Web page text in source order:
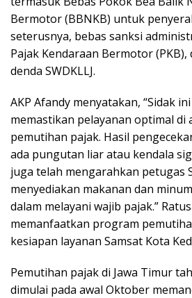
Bermotor (BBNKB) untuk
seterusnya, bebas sanksi
Pajak Kendaraan Bermotor
denda SWDKLLJ.
AKP Afandy menyatakan, “Sidak
memastikan pelayanan optimal di
pemutihan pajak. Hasil
ada pungutan liar atau kendala
juga telah mengarahkan petugas
menyediakan makanan dan
dalam melayani wajib pajak.”
memanfaatkan program
kesiapan layanan Samsat Kota
Pemutihan pajak di Jawa Timur
dimulai pada awal Oktober